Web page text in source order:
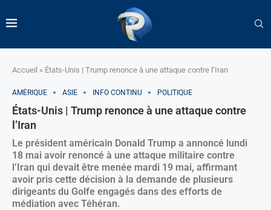
Accueil » États-Unis | Trump renonce à une attaque contre l’Iran
AMÉRIQUE ASIE INFO CONTINU POLITIQUE
États-Unis | Trump renonce à une attaque contre
l’Iran
Le président américain Donald Trump a annoncé lundi
18 mai avoir renoncé à une attaque militaire contre
l’Iran qui devait être menée mardi 19 mai, affirmant
avoir pris cette décision à la demande de plusieurs
dirigeants du Golfe engagés dans des efforts de
médiation avec Téhéran.